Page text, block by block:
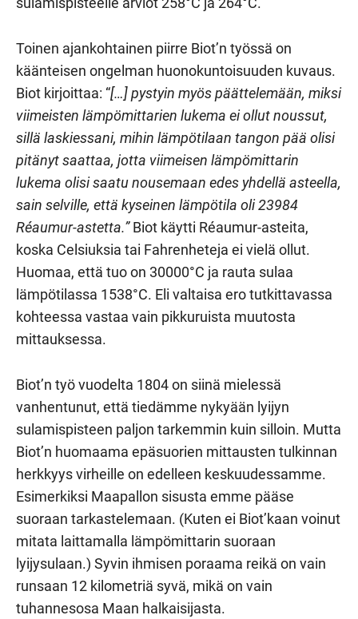
Toinen ajankohtainen piirre Biot’n työssä on
käänteisen ongelman huonokuntoisuuden kuvaus.
Biot kirjoittaa: “[…] pystyin myös päättelemään, miksi
viimeisten lämpömittarien lukema ei ollut noussut,
sillä laskiessani, mihin lämpötilaan tangon pää olisi
pitänyt saattaa, jotta viimeisen lämpömittarin
lukema olisi saatu nousemaan edes yhdellä asteella,
sain selville, että kyseinen lämpötila oli 23984
Réaumur-astetta.”Biot käytti Réaumur-asteita,
koska Celsiuksia tai Fahrenheteja ei vielä ollut.
Huomaa, että tuo on 30000°C ja rauta sulaa
lämpötilassa 1538°C. Eli valtaisa ero tutkittavassa
kohteessa vastaa vain pikkuruista muutosta
mittauksessa.
Biot’n työ vuodelta 1804 on siinä mielessä
vanhentunut, että tiedämme nykyään lyijyn
sulamispisteen paljon tarkemmin kuin silloin. Mutta
Biot’n huomaama epäsuorien mittausten tulkinnan
herkkyys virheille on edelleen keskuudessamme.
Esimerkiksi Maapallon sisusta emme pääse
suoraan tarkastelemaan. (Kuten ei Biot’kaan voinut
mitata laittamalla lämpömittarin suoraan
lyijysulaan.) Syvin ihmisen poraama reikä on vain
runsaan 12 kilometriä syvä, mikä on vain
tuhannesosa Maan halkaisijasta.